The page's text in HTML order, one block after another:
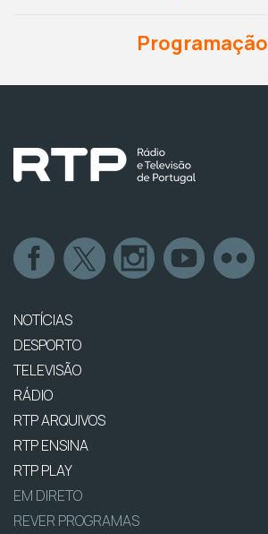
Programação
NOTÍCIAS
DESPORTO
TELEVISÃO
RÁDIO
RTP ARQUIVOS
RTP ENSINA
RTP PLAY
EM DIRETO
REVER PROGRAMAS